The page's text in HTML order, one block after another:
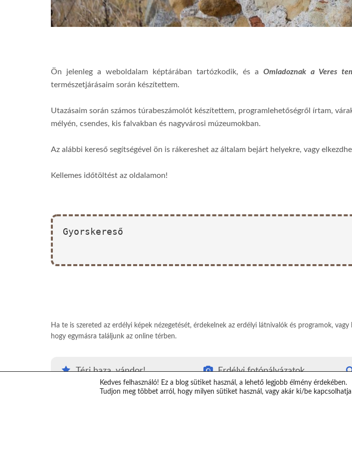
Ön jelenleg a weboldalam képtárában tartózkodik, és a Omladoznak a Veres
természetjárásaim során készítettem.
Utazásaim során számos túrabeszámolót készítettem, programlehetőségről írtam,
mélyén, csendes, kis falvakban és nagyvárosi múzeumokban.
Az alábbi kereső segítségével ön is rákereshet az általam bejárt helyekre, vagy
Kellemes időtöltést az oldalamon!
Gyorskereső
Ha te is szereted az erdélyi képek nézegetését, érdekelnek az erdélyi látnivalók és programok,
hogy egymásra találjunk az online térben.
Térj haza, vándor!
#Térjhazavándor
Erdélyi fotópályázatok
Erdély kvízjáték
Kedves felhasználó! Ez a blog sütiket használ, a lehető legjobb élmény érdekében.
Tudjon meg többet arról, hogy milyen sütiket használ, vagy akár ki/be kapcsolhatja